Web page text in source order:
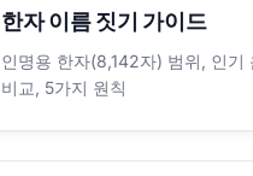
한자 이름 짓기 가이드
인명용 한자(8,142자) 범위, 인기
비교, 5가지 원칙